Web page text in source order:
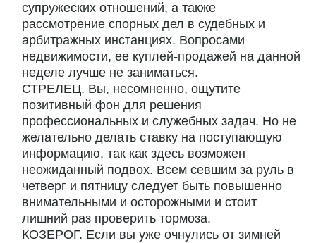
супружеских отношений, а также
рассмотрение спорных дел в судебных и
арбитражных инстанциях. Вопросами
недвижимости, ее куплей-продажей на данной
неделе лучше не заниматься.
СТРЕЛЕЦ. Вы, несомненно, ощутите
позитивный фон для решения
профессиональных и служебных задач. Но не
желательно делать ставку на поступающую
информацию, так как здесь возможен
неожиданный подвох. Всем севшим за руль в
четверг и пятницу следует быть повышенно
внимательными и осторожными и стоит
лишний раз проверить тормоза.
КОЗЕРОГ. Если вы уже очнулись от зимней